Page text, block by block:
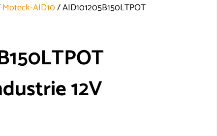
Moteck-AID10/ AID101205B150LTPOT
12V